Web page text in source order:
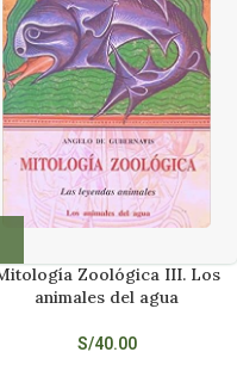
Zoológica III. Los
animales del agua
S/40.00